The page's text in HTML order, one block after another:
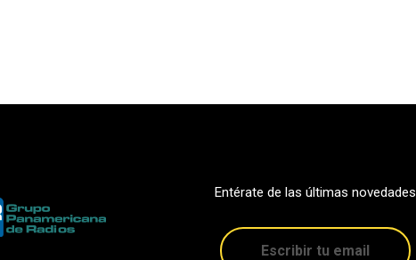
Entérate de las últimas novedades